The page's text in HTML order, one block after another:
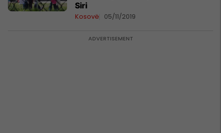
Siri
Kosovë 05/11/2019